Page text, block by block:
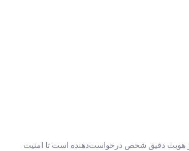
هویت دقیق شخص درخواست‌دهنده است تا امنیت